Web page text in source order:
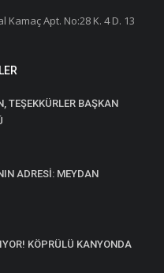
Kamaç Apt. No:28 K. 4 D. 13
TEŞEKKÜRLER BAŞKAN
ADRESİ: MEYDAN
KÖPRÜLÜ KANYONDA